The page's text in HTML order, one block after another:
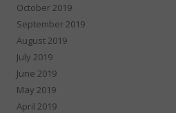
October 2019
September 2019
August 2019
July 2019
June 2019
May 2019
April 2019